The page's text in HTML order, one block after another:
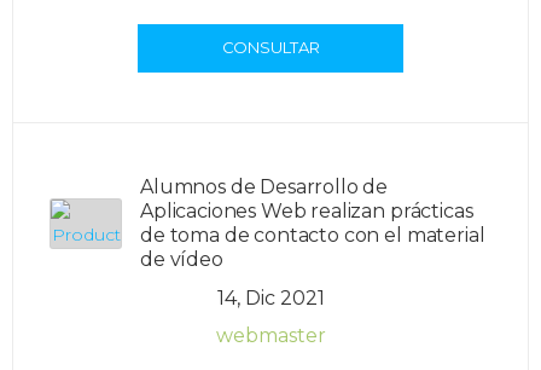
CONSULTAR
Alumnos de Desarrollo de
Aplicaciones Web realizan prácticas
de toma de contacto con el material
de vídeo
14, Dic 2021
webmaster